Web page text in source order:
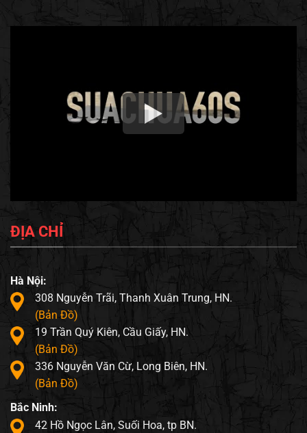
ĐỊA CHỈ
Hà Nội:
308 Nguyễn Trãi, Thanh Xuân Trung, HN.
(Bản Đồ)
19 Trần Quý Kiên, Cầu Giấy, HN.
(Bản Đồ)
336 Nguyễn Văn Cừ, Long Biên, HN.
(Bản Đồ)
Bắc Ninh:
42 Hồ Ngọc Lân, Suối Hoa, tp BN.